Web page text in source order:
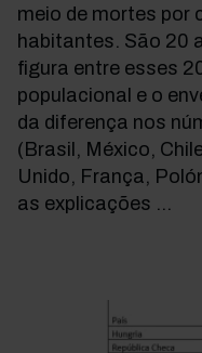
meio de mortes por
habitantes. São 20
figura entre esses
populacional e o
da diferença nos
(Brasil, México,
Unido, França,
as explicações …